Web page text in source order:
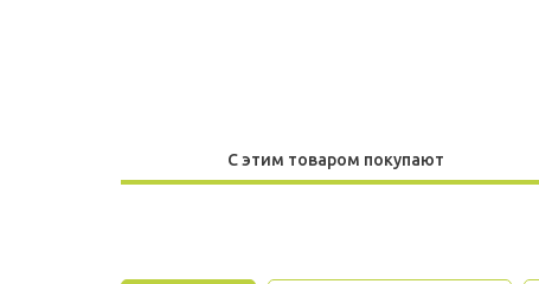
С этим товаром покупают